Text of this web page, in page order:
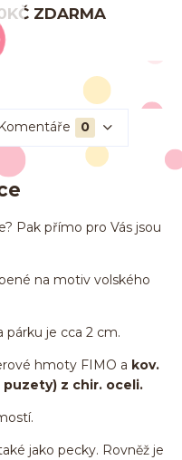
ZDARMA
Komentáře 0
Pak přímo pro Vás jsou
na motiv volského
párku je cca 2 cm.
hmoty FIMO a kov.
z chir. oceli.
jako pecky. Rovněž je